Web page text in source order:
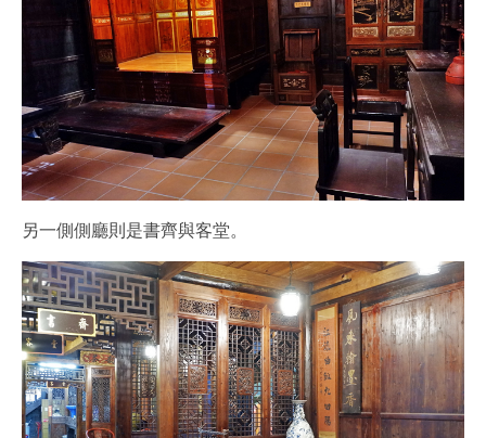
另一側側廳則是書齊與客堂。